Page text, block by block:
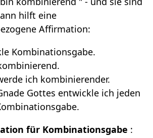
hilft eine
Affirmation:
Kombinationsgabe.
ich kombinierender.
Gottes entwickle ich jeden
für Kombinationsgabe :